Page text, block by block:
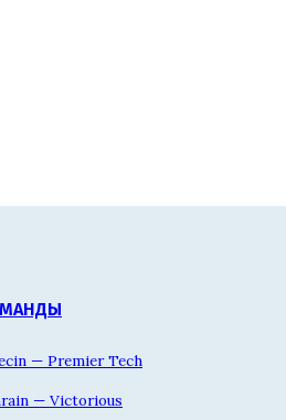
— Premier Tech
— Victorious